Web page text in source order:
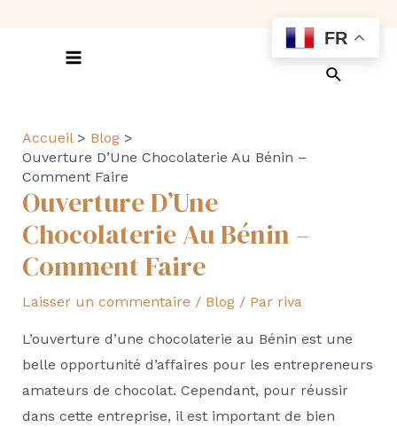
Accueil
Blog
Ouverture D’Une Chocolaterie Au Bénin –
Comment Faire
Ouverture D’Une
Chocolaterie Au Bénin –
Comment Faire
Laisser un commentaire / Blog/ Par riva
L’ouverture d’une chocolaterie au Bénin est une
belle opportunité d’affaires pour les entrepreneurs
amateurs de chocolat. Cependant, pour réussir
dans cette entreprise, il est important de bien
FR